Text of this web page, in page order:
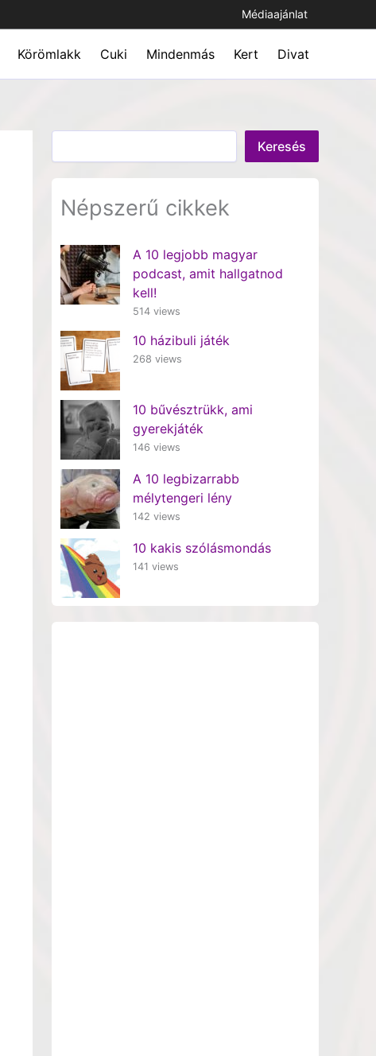
Médiaajánlat
Körömlakk Cuki Mindenmás Kert Divat
Keresés
Népszerű cikkek
A 10 legjobb magyar
podcast, amit hallgatnod
kell!
514 views
10 házibuli játék
268 views
10 bűvésztrükk, ami
gyerekjáték
146 views
A 10 legbizarrabb
mélytengeri lény
142 views
10 kakis szólásmondás
141 views